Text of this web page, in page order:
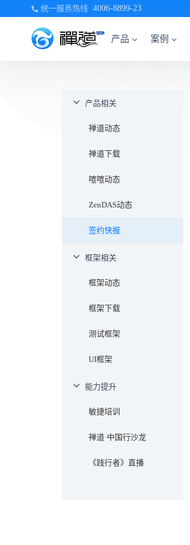
统一服务热线 4006-8899-23
产品 案例
产品相关
禅道动态
禅道下载
喧喧动态
ZenDAS动态
签约快报
框架相关
框架动态
框架下载
测试框架
UI框架
能力提升
敏捷培训
禅道·中国行沙龙
《践行者》直播